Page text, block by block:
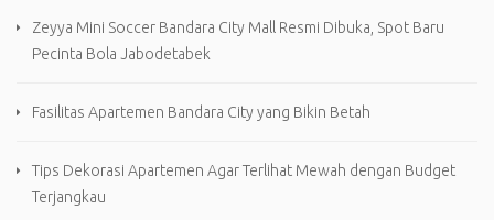
Zeyya Mini Soccer Bandara City Mall Resmi Dibuka, Spot Baru
Pecinta Bola Jabodetabek
Fasilitas Apartemen Bandara City yang Bikin Betah
Tips Dekorasi Apartemen Agar Terlihat Mewah dengan Budget
Terjangkau